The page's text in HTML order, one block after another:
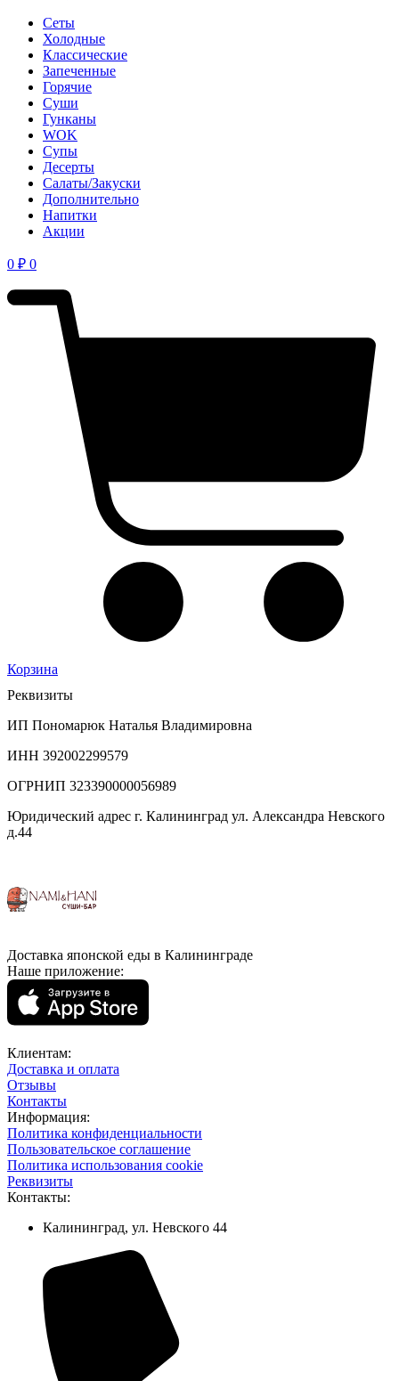
Сеты
Холодные
Классические
Запеченные
Горячие
Суши
Гунканы
WOK
Супы
Десерты
Салаты/Закуски
Дополнительно
Напитки
Акции
0 ₽ 0
Корзина
Реквизиты
ИП Пономарюк Наталья Владимировна
ИНН 392002299579
ОГРНИП 323390000056989
Юридический адрес г. Калининград ул. Александра Невского
д.44
Доставка японской еды в Калининграде
Наше приложение:
Клиентам:
Доставка и оплата
Отзывы
Контакты
Информация:
Политика конфиденциальности
Пользовательское соглашение
Политика использования cookie
Реквизиты
Контакты:
Калининград, ул. Невского 44